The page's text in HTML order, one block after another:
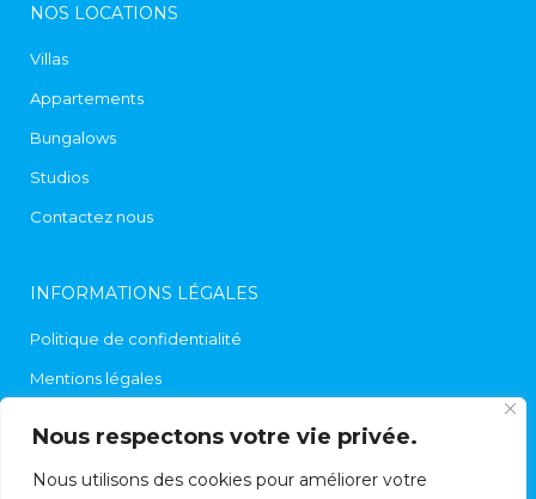
Nous respectons votre vie privée.
Nous utilisons des cookies pour améliorer votre
NOS LOCATIONS
Villas
Appartements
Bungalows
Studios
Contactez nous
INFORMATIONS LÉGALES
Politique de confidentialité
Mentions légales